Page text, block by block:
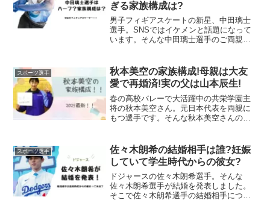
ぎる家族構成は?
男子フィギアスケートの新星、中田璃士
選手。SNSではイケメンと話題になって
います。そんな中田璃士選手のご両親に
田璃士選手。フィギュア世界ジュニア選
手権で、逆転優勝を...
スポーツ選手
秋本美空の家族構成!母親は大友
愛で再婚済!実の父は山本辰生!
春の高校バレーで大活躍中の共栄学園主
将の秋本美空さん。元日本代表を両親に
もつ選手です。そんな秋本美空さんの家
して注目を集める秋本美空さん。そんな
秋本美空さんの家族構成は...
スポーツ選手
佐々木朗希の結婚相手は誰?妊娠
していて学生時代からの彼女?
ドジャースの佐々木朗希選手。そんな
佐々木朗希選手が結婚を発表しました。
そこで佐々木朗希選手の結婚相手につい